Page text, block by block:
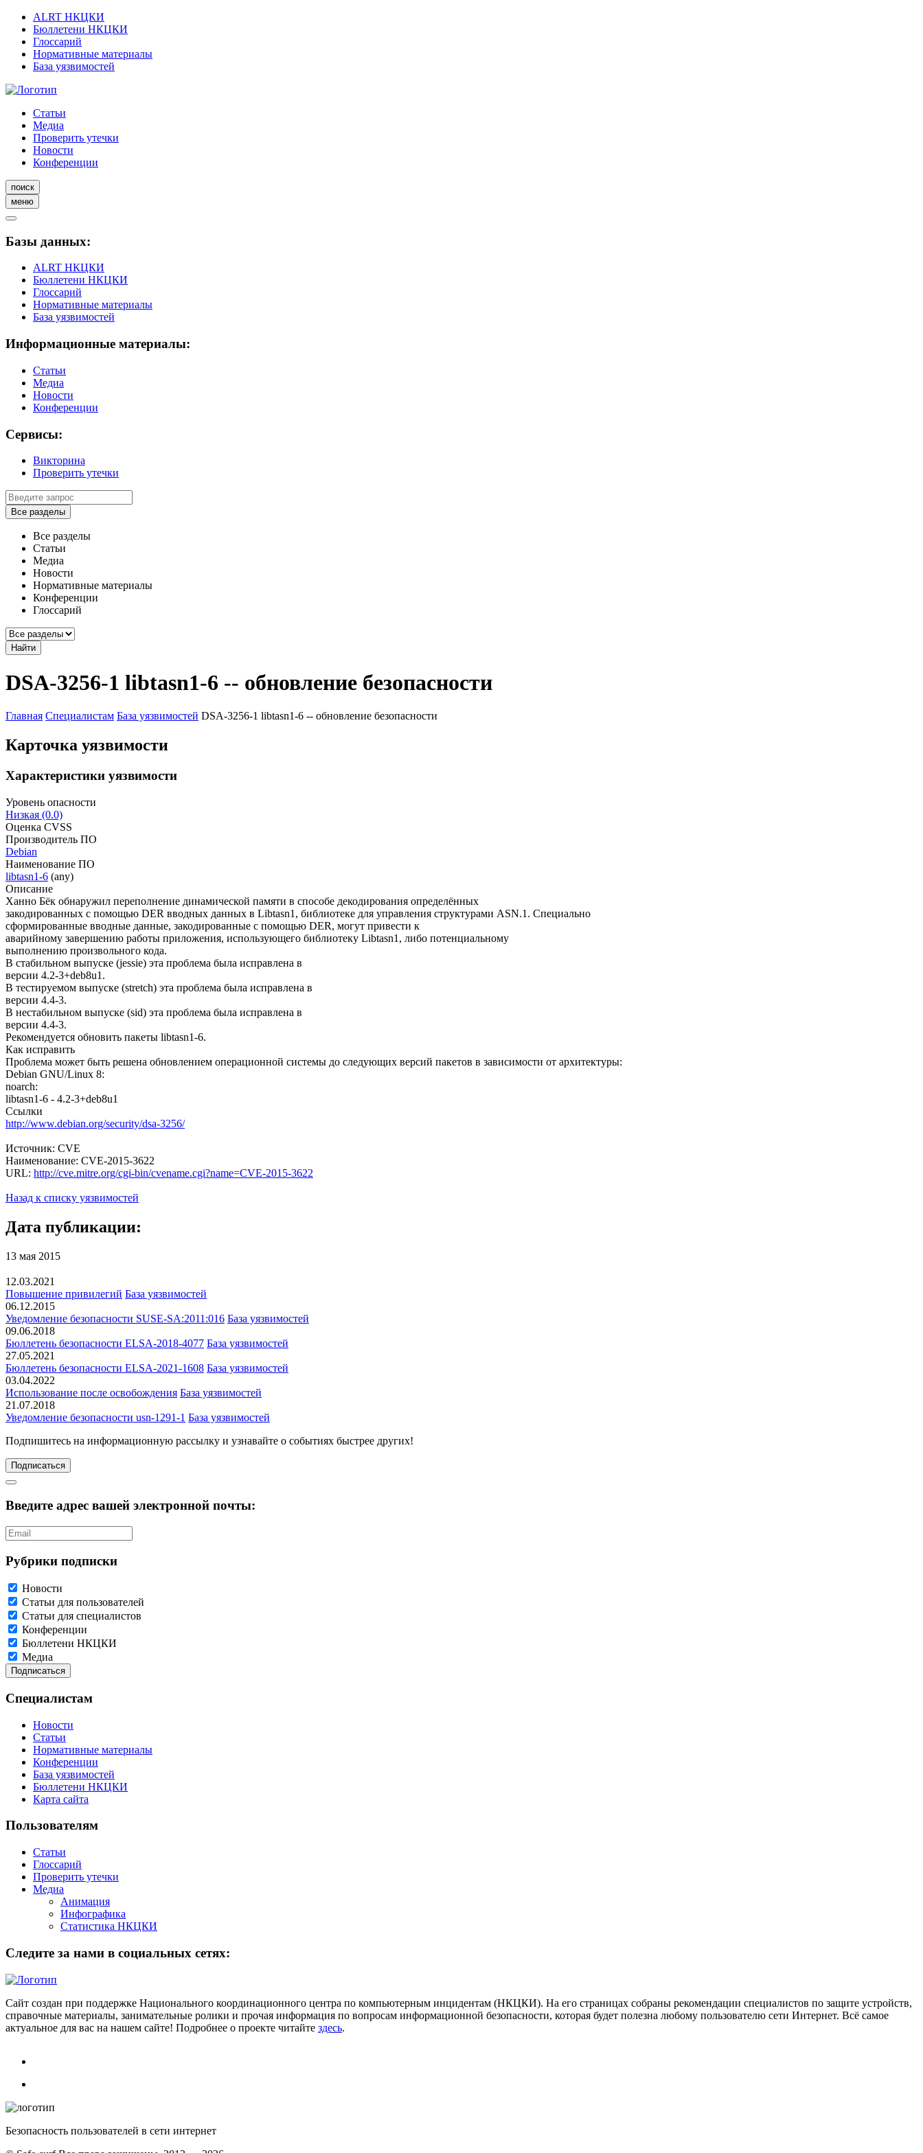
ALRT НКЦКИ
Бюллетени НКЦКИ
Глоссарий
Нормативные материалы
База уязвимостей
Статьи
Медиа
Проверить утечки
Новости
Конференции
поиск
меню
Базы данных:
ALRT НКЦКИ
Бюллетени НКЦКИ
Глоссарий
Нормативные материалы
База уязвимостей
Информационные материалы:
Статьи
Медиа
Новости
Конференции
Сервисы:
Викторина
Проверить утечки
Все разделы
Все разделы
Статьи
Медиа
Новости
Нормативные материалы
Конференции
Глоссарий
Найти
DSA-3256-1 libtasn1-6 -- обновление безопасности
Главная Специалистам База уязвимостей DSA-3256-1 libtasn1-6 -- обновление безопасности
Карточка уязвимости
Характеристики уязвимости
Уровень опасности
Низкая (0.0)
Оценка CVSS
Производитель ПО
Debian
Наименование ПО
libtasn1-6 (any)
Описание
Ханно Бёк обнаружил переполнение динамической памяти в способе декодирования определённых
закодированных с помощью DER вводных данных в Libtasn1, библиотеке для управления структурами ASN.1. Специально
сформированные вводные данные, закодированные с помощью DER, могут привести к
аварийному завершению работы приложения, использующего библиотеку Libtasn1, либо потенциальному
выполнению произвольного кода.
В стабильном выпуске (jessie) эта проблема была исправлена в
версии 4.2-3+deb8u1.
В тестируемом выпуске (stretch) эта проблема была исправлена в
версии 4.4-3.
В нестабильном выпуске (sid) эта проблема была исправлена в
версии 4.4-3.
Рекомендуется обновить пакеты libtasn1-6.
Как исправить
Проблема может быть решена обновлением операционной системы до следующих версий пакетов в зависимости от архитектуры:
Debian GNU/Linux 8:
noarch:
libtasn1-6 - 4.2-3+deb8u1
Ссылки
http://www.debian.org/security/dsa-3256/
Источник: CVE
Наименование: CVE-2015-3622
URL: http://cve.mitre.org/cgi-bin/cvename.cgi?name=CVE-2015-3622
Назад к списку уязвимостей
Дата публикации:
13 мая 2015
12.03.2021
Повышение привилегий База уязвимостей
06.12.2015
Уведомление безопасности SUSE-SA:2011:016 База уязвимостей
09.06.2018
Бюллетень безопасности ELSA-2018-4077 База уязвимостей
27.05.2021
Бюллетень безопасности ELSA-2021-1608 База уязвимостей
03.04.2022
Использование после освобождения База уязвимостей
21.07.2018
Уведомление безопасности usn-1291-1 База уязвимостей
Подпишитесь на информационную рассылку и узнавайте о событиях быстрее других!
Подписаться
Введите адрес вашей электронной почты:
Рубрики подписки
Новости
Статьи для пользователей
Статьи для специалистов
Конференции
Бюллетени НКЦКИ
Медиа
Специалистам
Новости
Статьи
Нормативные материалы
Конференции
База уязвимостей
Бюллетени НКЦКИ
Карта сайта
Пользователям
Статьи
Глоссарий
Проверить утечки
Медиа
Анимация
Инфографика
Статистика НКЦКИ
Следите за нами в социальных сетях:
Сайт создан при поддержке Национального координационного центра по компьютерным инцидентам (НКЦКИ). На его страницах собраны рекомендации специалистов по защите устройств,
справочные материалы, занимательные ролики и прочая информация по вопросам информационной безопасности, которая будет полезна любому пользователю сети Интернет. Всё самое
актуальное для вас на нашем сайте! Подробнее о проекте читайте здесь.
Безопасность пользователей в сети интернет